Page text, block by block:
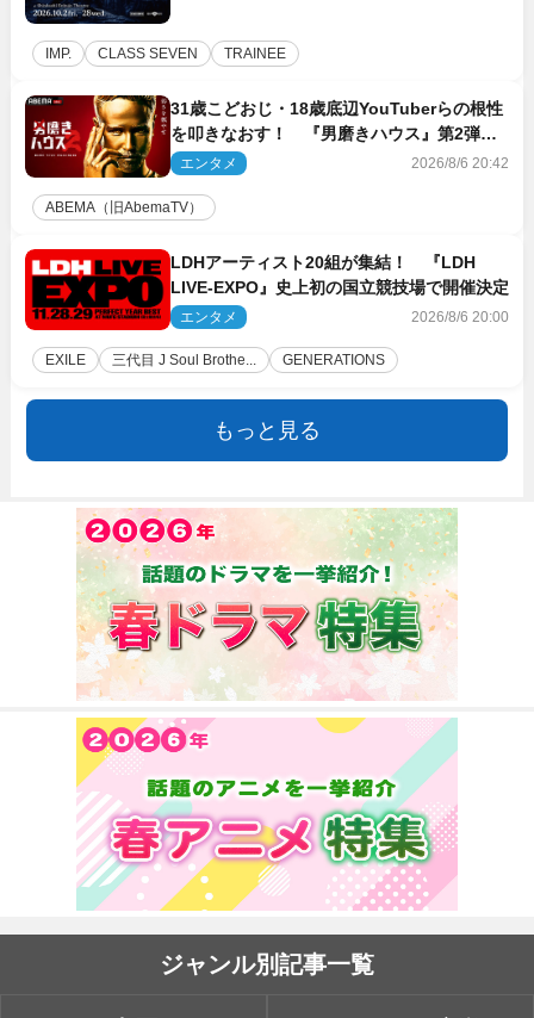
IMP. CLASS SEVEN TRAINEE
31歳こどおじ・18歳底辺YouTuberらの根性
を叩きなおす！ 『男磨きハウス』第2弾コ
ーチ陣発表
エンタメ 2026/8/6 20:42
ABEMA（旧AbemaTV）
LDHアーティスト20組が集結！ 『LDH
LIVE‐EXPO』史上初の国立競技場で開催決定
エンタメ 2026/8/6 20:00
EXILE 三代目 J Soul Brothe... GENERATIONS
もっと見る
ジャンル別記事一覧